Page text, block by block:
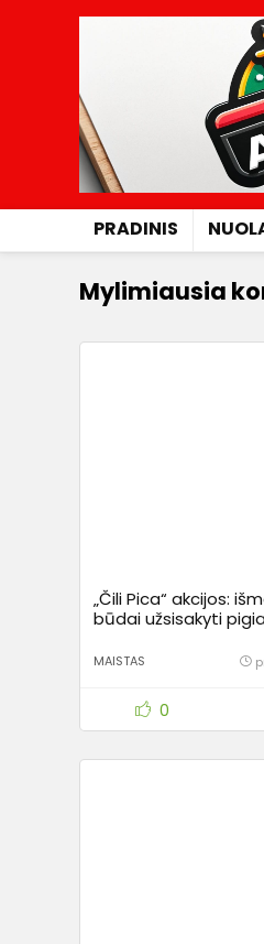
PRADINIS
Mylimiausia
„Čili Pica“ akcijos:
būdai užsisakyti
MAISTAS
0